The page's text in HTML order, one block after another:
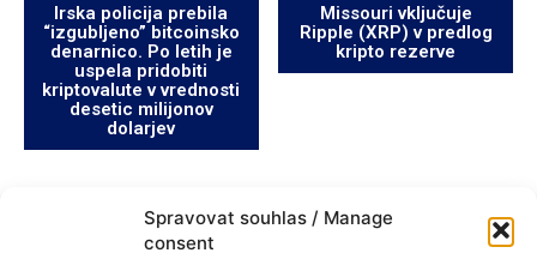
Spravovat souhlas / Manage
consent
Irska policija prebila
“izgubljeno” bitcoinsko
denarnico. Po letih je
uspela pridobiti
kriptovalute v vrednosti
desetic milijonov
dolarjev
Missouri vključuje
Ripple (XRP) v predlog
kripto rezerve